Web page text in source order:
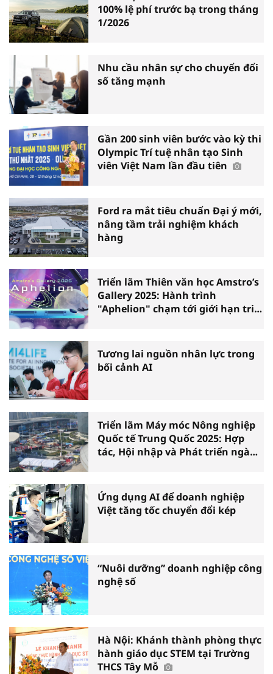
100% lệ phí trước bạ trong tháng
1/2026
Nhu cầu nhân sự cho chuyển đổi
số tăng mạnh
Gần 200 sinh viên bước vào kỳ thi
Olympic Trí tuệ nhân tạo Sinh
viên Việt Nam lần đầu tiên
Ford ra mắt tiêu chuẩn Đại ý mới,
nâng tầm trải nghiệm khách
hàng
Triển lãm Thiên văn học Amstro’s
Gallery 2025: Hành trình
"Aphelion" chạm tới giới hạn tri
Tương lai nguồn nhân lực trong
bối cảnh AI
Triển lãm Máy móc Nông nghiệp
Quốc tế Trung Quốc 2025: Hợp
tác, Hội nhập và Phát triển ngành
Ứng dụng AI để doanh nghiệp
Việt tăng tốc chuyển đổi kép
“Nuôi dưỡng” doanh nghiệp công
nghệ số
Hà Nội: Khánh thành phòng thực
hành giáo dục STEM tại Trường
THCS Tây Mỗ